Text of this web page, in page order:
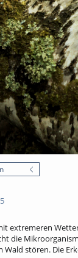
extremeren
die
stören. Die